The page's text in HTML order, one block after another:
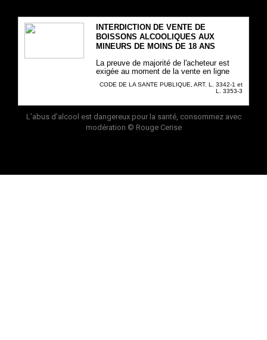
INTERDICTION DE VENTE DE
BOISSONS ALCOOLIQUES AUX
MINEURS DE MOINS DE 18 ANS
La preuve de majorité de l'acheteur est
exigée au moment de la vente en ligne
CODE DE LA SANTE PUBLIQUE, ART. L. 3342-1 et
L. 3353-3
L’abus d’alcool est dangereux pour la santé, consommez avec
modération © Rouge Cerise